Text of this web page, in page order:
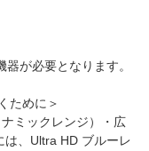
が必要となります。
ために＞
ミックレンジ）・広
、Ultra HD ブルーレ